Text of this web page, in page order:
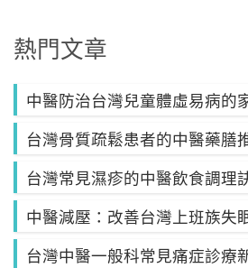
熱門文章
中醫防治台灣兒童體虛易病的
台灣骨質疏鬆患者的中醫藥膳
台灣常見濕疹的中醫飲食調理
中醫減壓：改善台灣上班族失
台灣中醫一般科常見痛症診療